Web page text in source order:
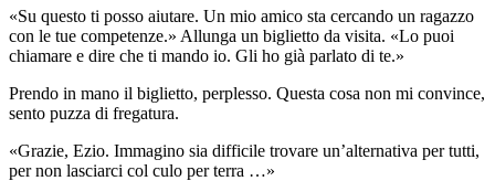
«Su questo ti posso aiutare. Un mio amico sta cercando un ragazzo
con le tue competenze.» Allunga un biglietto da visita. «Lo puoi
chiamare e dire che ti mando io. Gli ho già parlato di te.»
Prendo in mano il biglietto, perplesso. Questa cosa non mi convince,
sento puzza di fregatura.
«Grazie, Ezio. Immagino sia difficile trovare un’alternativa per tutti,
per non lasciarci col culo per terra …»